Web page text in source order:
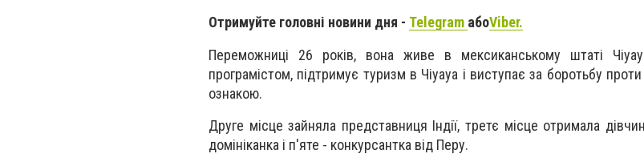
Отримуйте головні новини дня - Telegram абоViber.
Переможниці 26 років, вона живе в мексиканському штаті
програмістом, підтримує туризм в Чіуауа і виступає за боротьбу
ознакою.
Друге місце зайняла представниця Індії, третє місце отримала
домініканка і п'яте - конкурсантка від Перу.